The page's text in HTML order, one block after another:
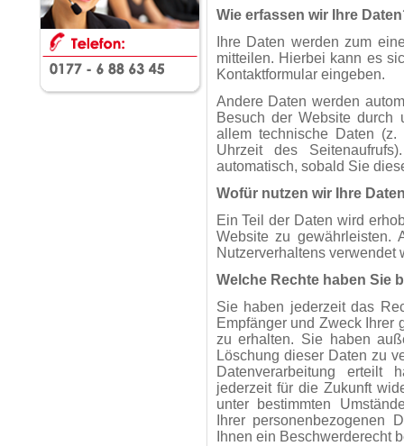
Wie erfassen wir Ihre
Ihre Daten werden zum
mitteilen. Hierbei kann es
Kontaktformular eingeben.
Andere Daten werden
Besuch der Website durch
allem technische Daten (z.
Uhrzeit des
automatisch, sobald Sie
Wofür nutzen wir Ihre
Ein Teil der Daten wird
Website zu gewährleisten.
Nutzerverhaltens verwendet
Welche Rechte haben Sie
Sie haben jederzeit das
Empfänger und Zweck Ihrer
zu erhalten. Sie haben
Löschung dieser Daten zu
Datenverarbeitung erteilt
jederzeit für die Zukunft
unter bestimmten
Ihrer personenbezogenen
Ihnen ein Beschwerderecht